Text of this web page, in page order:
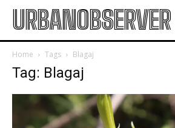
URBANOBSERVER
Home Tags Blagaj
Tag: Blagaj